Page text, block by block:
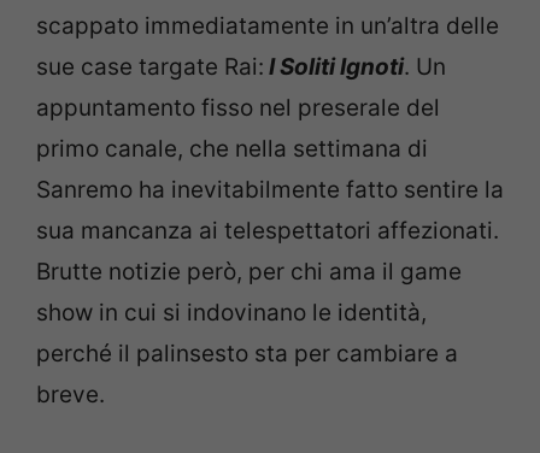
scappato immediatamente in un’altra delle
sue case targate Rai: I Soliti Ignoti. Un
appuntamento fisso nel preserale del
primo canale, che nella settimana di
Sanremo ha inevitabilmente fatto sentire la
sua mancanza ai telespettatori affezionati.
Brutte notizie però, per chi ama il game
show in cui si indovinano le identità,
perché il palinsesto sta per cambiare a
breve.